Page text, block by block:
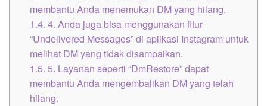
membantu Anda menemukan DM yang hilang.
1.4. 4. Anda juga bisa menggunakan fitur
“Undelivered Messages” di aplikasi Instagram untuk
melihat DM yang tidak disampaikan.
1.5. 5. Layanan seperti “DmRestore” dapat
membantu Anda mengembalikan DM yang telah
hilang.